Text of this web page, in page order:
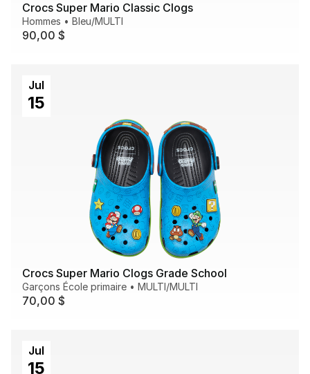
Crocs Super Mario Classic Clogs
Hommes • Bleu/MULTI
90,00 $
Jul
15
Crocs Super Mario Clogs Grade School
Garçons École primaire • MULTI/MULTI
70,00 $
Jul
15